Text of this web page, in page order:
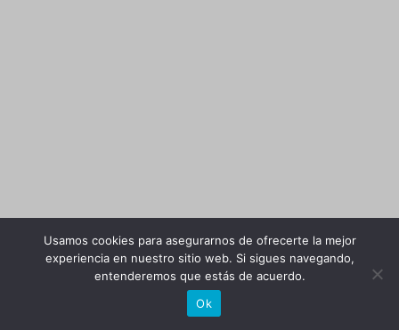
Usamos cookies para asegurarnos de ofrecerte la mejor
experiencia en nuestro sitio web. Si sigues navegando,
entenderemos que estás de acuerdo.
Ok